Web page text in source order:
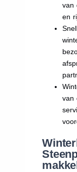
van
en
van